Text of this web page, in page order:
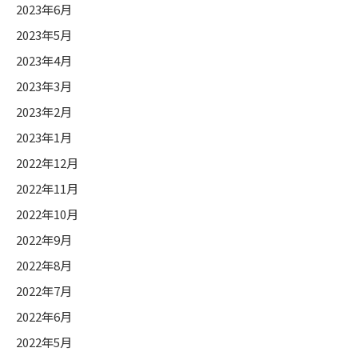
2023年6月
2023年5月
2023年4月
2023年3月
2023年2月
2023年1月
2022年12月
2022年11月
2022年10月
2022年9月
2022年8月
2022年7月
2022年6月
2022年5月